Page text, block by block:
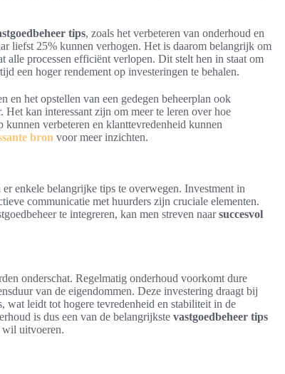
tips, zoals het verbeteren van onderhoud en
liefst 25% kunnen verhogen. Het is daarom belangrijk om
alle processen efficiënt verlopen. Dit stelt hen in staat om
een hoger rendement op investeringen te behalen.
en het opstellen van een gedegen beheerplan ook
Het kan interessant zijn om meer te leren over hoe
verbeteren en klanttevredenheid kunnen
bron voor meer inzichten.
enkele belangrijke tips te overwegen. Investment in
communicatie met huurders zijn cruciale elementen.
te integreren, kan men streven naarsuccesvol
onderschat. Regelmatig onderhoud voorkomt dure
van de eigendommen. Deze investering draagt bij
wat leidt tot hogere tevredenheid en stabiliteit in de
is dus een van de belangrijkste vastgoedbeheer tips
wil uitvoeren.